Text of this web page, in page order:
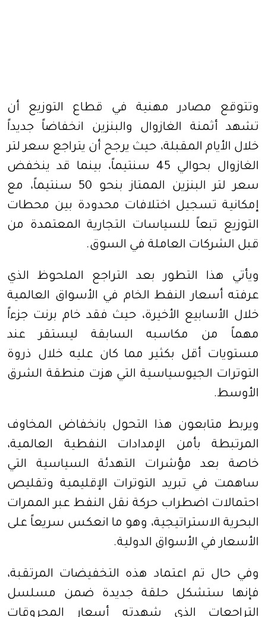
وتتوقع مصادر مهنية في قطاع التوزيع أن
تشهد أثمنة الغازوال والبنزين انخفاضاً جديداً
خلال الأيام المقبلة، حيث يرجح أن يتراجع سعر لتر
الغازوال بحوالي 45 سنتيماً، بينما قد ينخفض
سعر لتر البنزين الممتاز بنحو 50 سنتيماً، مع
إمكانية تسجيل اختلافات محدودة بين محطات
التوزيع تبعاً للسياسات التجارية المعتمدة من
قبل الشركات العاملة في السوق.
ويأتي هذا التطور بعد التراجع الملحوظ الذي
عرفته أسعار النفط الخام في الأسواق العالمية
خلال الأسابيع الأخيرة، حيث فقد خام برنت جزءاً
مهماً من مكاسبه السابقة ليستقر عند
مستويات أقل بكثير مما كان عليه خلال ذروة
التوترات الجيوسياسية التي هزت منطقة الشرق
الأوسط.
ويربط متابعون هذا التحول بانخفاض المخاوف
المرتبطة بأمن الإمدادات النفطية العالمية،
خاصة بعد مؤشرات التهدئة السياسية التي
ساهمت في تبريد التوترات الإقليمية وتقليص
احتمالات اضطراب حركة نقل النفط عبر الممرات
البحرية الاستراتيجية، وهو ما انعكس سريعاً على
الأسعار في الأسواق الدولية.
وفي حال تم اعتماد هذه التخفيضات المرتقبة،
فإنها ستشكل حلقة جديدة ضمن مسلسل
التراجعات الذي شهدته أسعار المحروقات